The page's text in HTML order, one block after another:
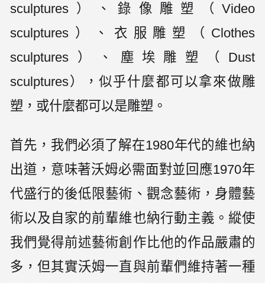
sculptures）、錄像雕塑（Video
sculptures）、衣服雕塑（Clothes
sculptures）、塵埃雕塑（Dust
sculptures），似乎什麼都可以拿來做雕
塑，或什麼都可以是雕塑。
首先，我們必須了解在1980年代的維也納
出道，意味著沃姆必需面對並回應1970年
代盛行的後低限藝術、觀念藝術，身體藝
術以及自家的前輩維也納行動主義。縱使
我們覺得前述藝術創作比他的作品嚴肅的
多，但其實沃姆一直與前輩們維持著一種